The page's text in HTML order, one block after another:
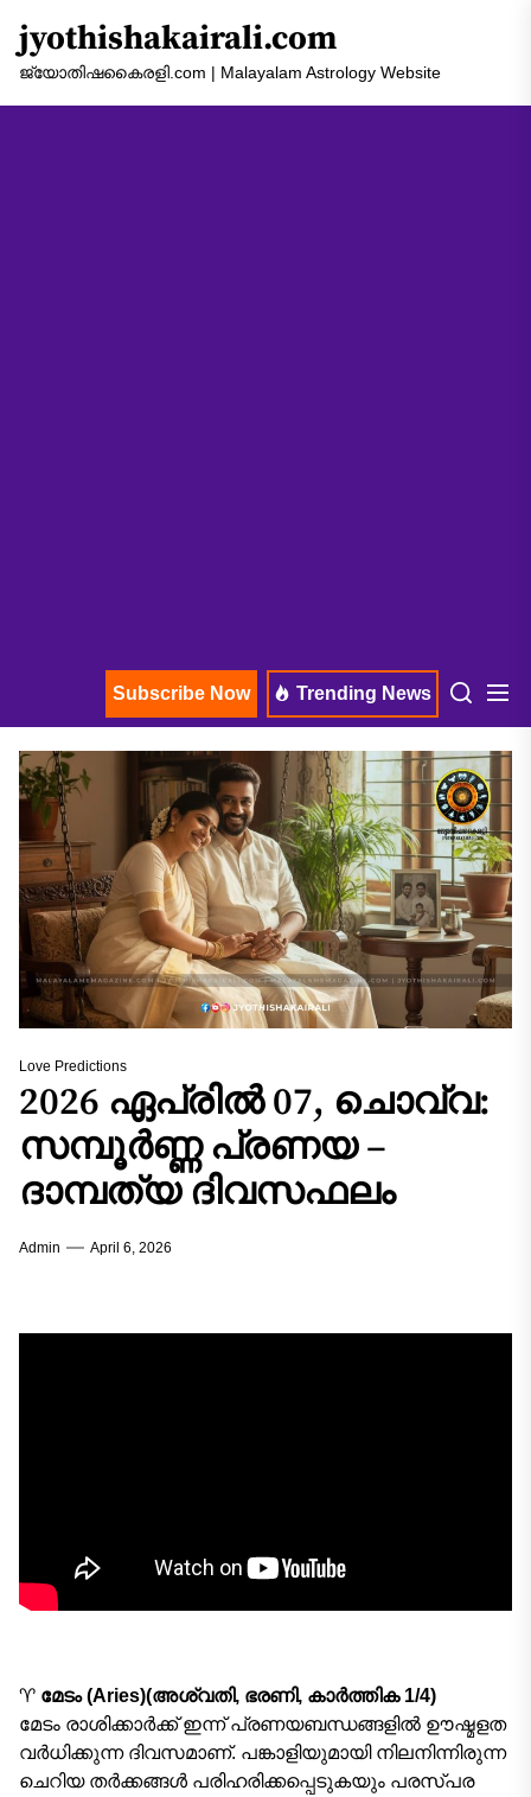
the
jyothishakairali.com
ജ്യോതിഷകൈരളി.com | Malayalam Astrology Website
Subscribe Now Trending News
Love Predictions
2026 ഏപ്രിൽ 07, ചൊവ്വ:
സമ്പൂർണ്ണ പ്രണയ –
ദാമ്പത്യ ദിവസഫലം
Admin April 6, 2026
♈ മേടം (Aries)(അശ്വതി, ഭരണി, കാർത്തിക 1/4)
മേടം രാശിക്കാർക്ക് ഇന്ന് പ്രണയബന്ധങ്ങളിൽ ഊഷ്മളത
വർധിക്കുന്ന ദിവസമാണ്. പങ്കാളിയുമായി നിലനിന്നിരുന്ന
ചെറിയ തർക്കങ്ങൾ പരിഹരിക്കപ്പെടുകയും പരസ്പര